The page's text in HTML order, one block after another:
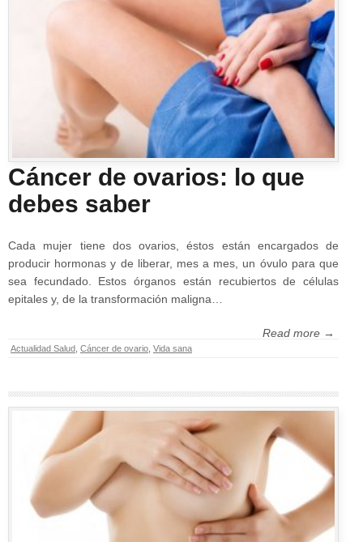
Cáncer de ovarios: lo que
debes saber
Cada mujer tiene dos ovarios, éstos están encargados de
producir hormonas y de liberar, mes a mes, un óvulo para que
sea fecundado. Estos órganos están recubiertos de células
epitales y, de la transformación maligna…
Read more →
Actualidad Salud Cáncer de ovario Vida sana